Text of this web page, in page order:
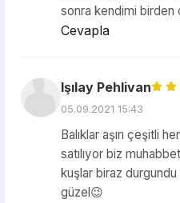
sonra kendimi birden
Cevapla
Işılay Pehlivan
05.09.2021 15:43
Balıklar aşırı çeşitli
satılıyor biz
kuşlar biraz
güzel😉